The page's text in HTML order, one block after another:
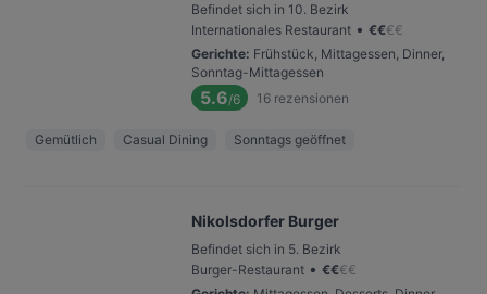
Befindet sich in 10. Bezirk
Internationales Restaurant • €€€€
Gerichte: Frühstück, Mittagessen, Dinner,
Sonntag-Mittagessen
5.6/6 16 rezensionen
Gemütlich Casual Dining Sonntags geöffnet
Nikolsdorfer Burger
Befindet sich in 5. Bezirk
Burger-Restaurant • €€€€